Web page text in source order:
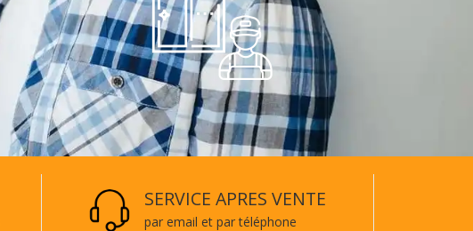
SERVICE APRES VENTE
par email et par téléphone